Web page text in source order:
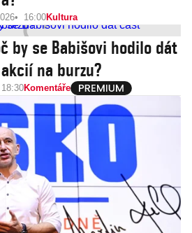
16:00Kultura
by se Babišovi hodilo dát
na burzu?
18:30Komentáře